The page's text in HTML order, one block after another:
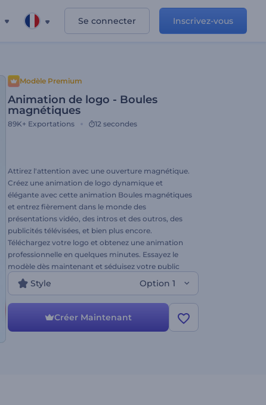
Se connecter Inscrivez-vous
Modèle Premium
Animation de logo - Boules
magnétiques
89K+ Exportations 12 secondes
Attirez l'attention avec une ouverture magnétique.
Créez une animation de logo dynamique et
élégante avec cette animation Boules magnétiques
et entrez fièrement dans le monde des
présentations vidéo, des intros et des outros, des
publicités télévisées, et bien plus encore.
Téléchargez votre logo et obtenez une animation
professionnelle en quelques minutes. Essayez le
modèle dès maintenant et séduisez votre public
avec une animation de logo accrocheuse.
Style Option 1
Créer Maintenant